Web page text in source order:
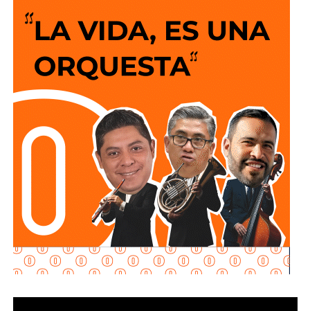
El Alcalde recordó que desde el anuncio de este programa
social “Lavanderías Gratuitas”, el mandatario estatal
manifestó el interés de que Soledad fuera de los primeros
municipios beneficiados, por lo que se expresó la
disposición del Ayuntamiento para colaborar en la
consolidación de este proyecto, el cual ahora comienza a
materializarse en un espacio del Sistema Municipal para
el Desarrollo Integral de la Familia (DIF) destinado al
bienestar de las familias.
de las familias, porque les permitirá ahorrar tiempo y